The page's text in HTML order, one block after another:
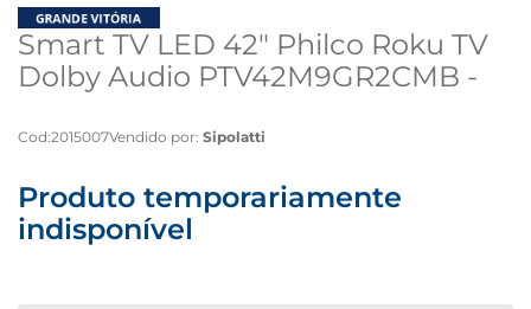
Smart TV LED 42" Philco Roku TV
Dolby Audio PTV42M9GR2CMB -
Cod:2015007Vendido por: Sipolatti
Produto temporariamente
indisponível